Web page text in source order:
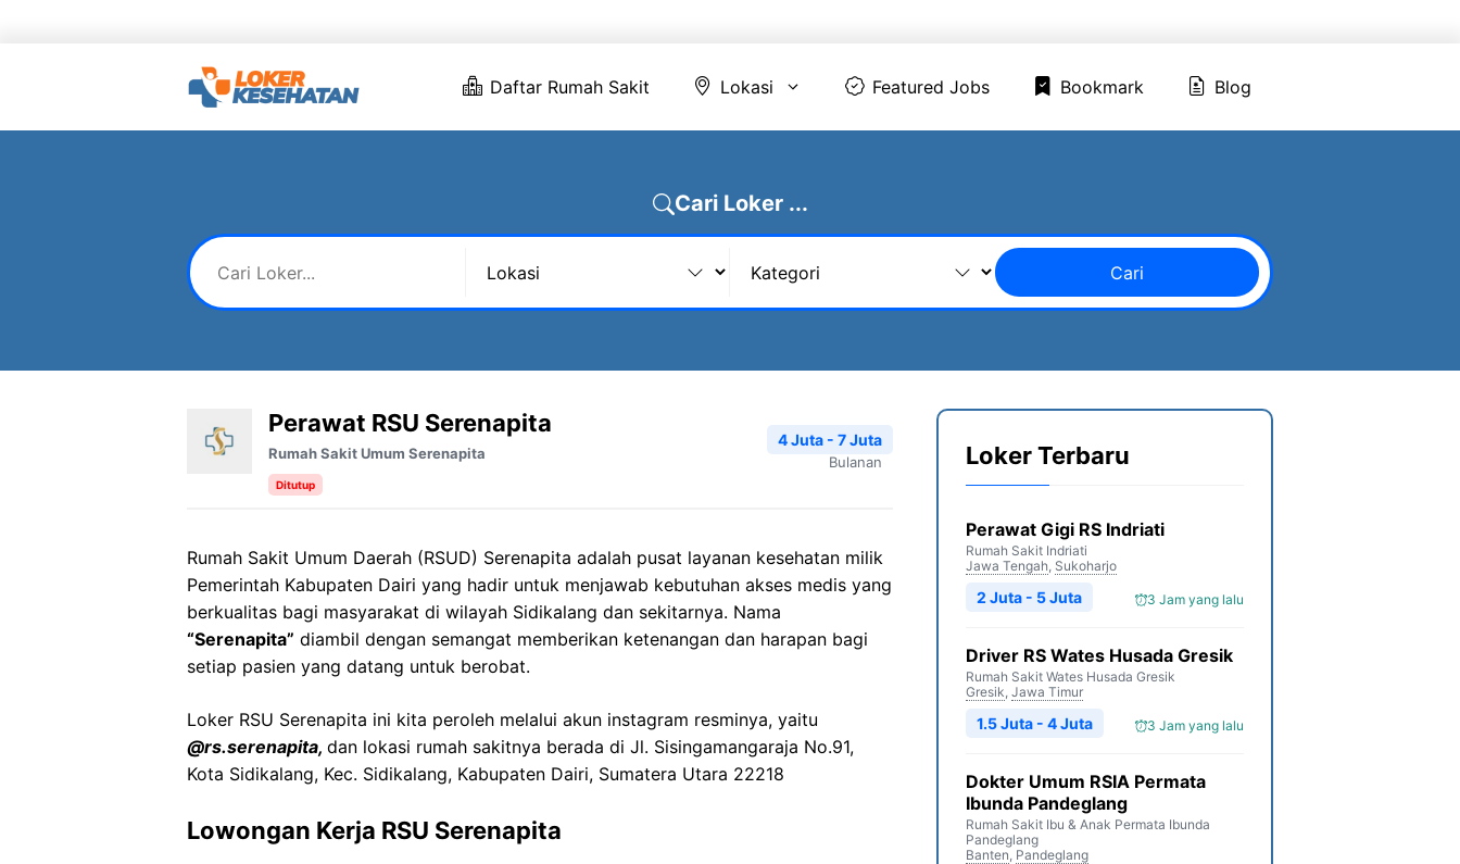
Daftar Rumah Sakit Lokasi Featured Jobs Bookmark Blog
Cari Loker ...
Cari
Perawat RSU Serenapita
Rumah Sakit Umum Serenapita
Ditutup
4 Juta - 7 Juta
Bulanan
Rumah Sakit Umum Daerah (RSUD) Serenapita adalah pusat layanan kesehatan milik
Pemerintah Kabupaten Dairi yang hadir untuk menjawab kebutuhan akses medis yang
berkualitas bagi masyarakat di wilayah Sidikalang dan sekitarnya. Nama
“Serenapita” diambil dengan semangat memberikan ketenangan dan harapan bagi
setiap pasien yang datang untuk berobat.
Loker RSU Serenapita ini kita peroleh melalui akun instagram resminya, yaitu
@rs.serenapita, dan lokasi rumah sakitnya berada di Jl. Sisingamangaraja No.91,
Kota Sidikalang, Kec. Sidikalang, Kabupaten Dairi, Sumatera Utara 22218
Lowongan Kerja RSU Serenapita
Loker Terbaru
Perawat Gigi RS Indriati
Rumah Sakit Indriati
Jawa Tengah, Sukoharjo
3 Jam yang lalu
2 Juta - 5 Juta
Driver RS Wates Husada Gresik
Rumah Sakit Wates Husada Gresik
Gresik, Jawa Timur
3 Jam yang lalu
1.5 Juta - 4 Juta
Dokter Umum RSIA Permata
Ibunda Pandeglang
Rumah Sakit Ibu & Anak Permata Ibunda
Pandeglang
Banten, Pandeglang